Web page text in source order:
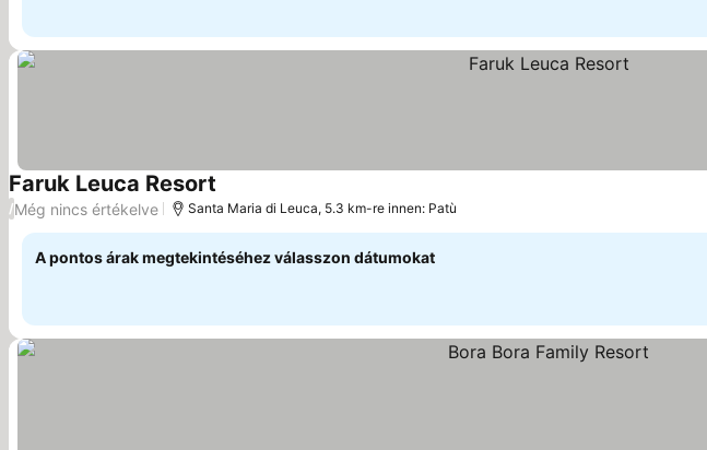
Faruk Leuca Resort
/Még nincs értékelve Santa Maria di Leuca, 5.3 km-re innen: Patù
A pontos árak megtekintéséhez válasszon dátumokat